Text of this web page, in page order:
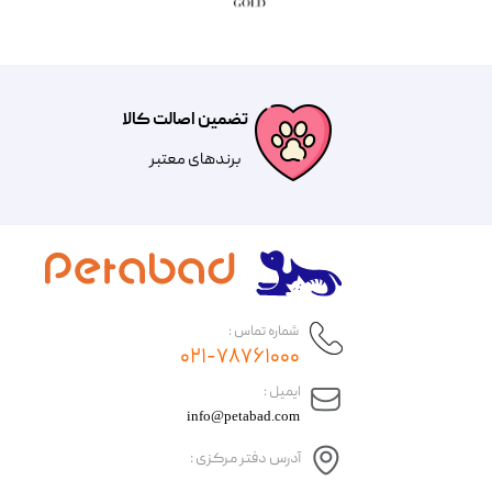
تضمین اصالت کالا
​​برندهای معتبر​​​​​​​
​ایمیل :
آدرس دفتر مرکزی :
info@petabad.com
شماره تماس :
۰۲۱-۷۸۷۶۱۰۰۰